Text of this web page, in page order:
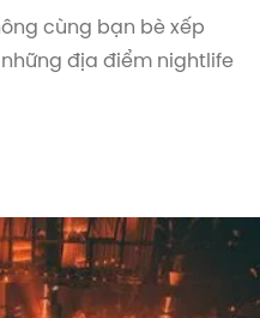
cùng bạn bè xếp
những địa điểm nightlife